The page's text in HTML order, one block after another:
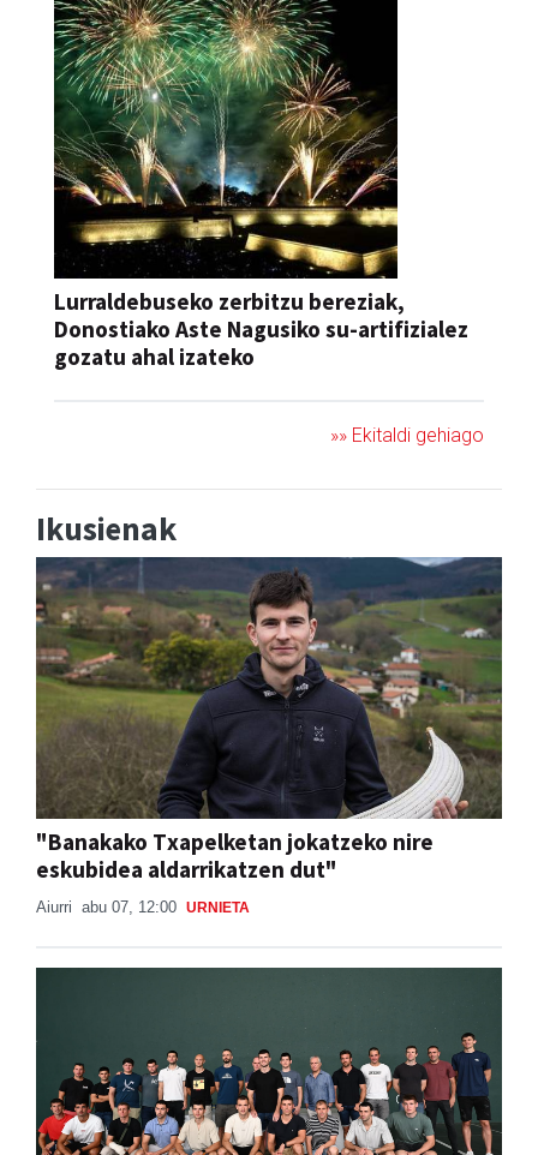
Lurraldebuseko zerbitzu bereziak,
Donostiako Aste Nagusiko su-artifizialez
gozatu ahal izateko
»» Ekitaldi gehiago
Ikusienak
"Banakako Txapelketan jokatzeko nire
eskubidea aldarrikatzen dut"
Aiurri abu 07, 12:00 URNIETA